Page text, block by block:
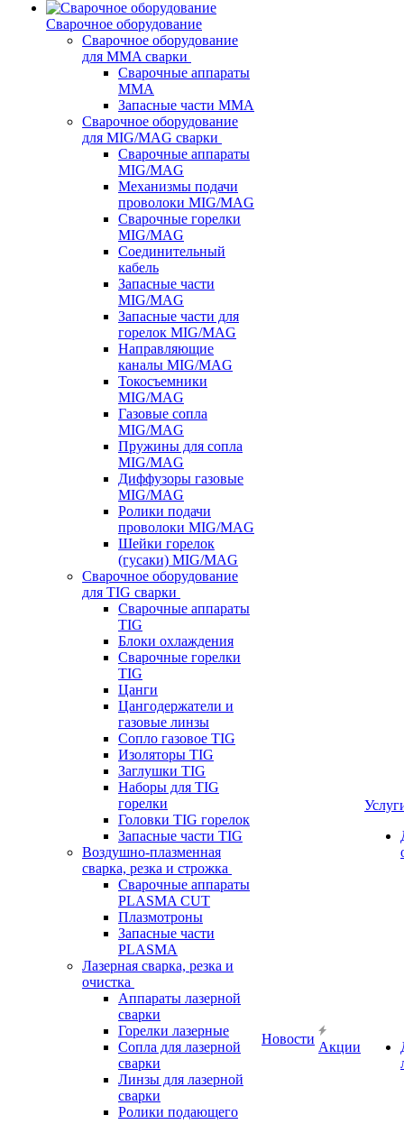
Сварочное оборудование
Сварочное оборудование
для MMA сварки
Сварочные аппараты
MMA
Запасные части MMA
Сварочное оборудование
для MIG/MAG сварки
Сварочные аппараты
MIG/MAG
Механизмы подачи
проволоки MIG/MAG
Сварочные горелки
MIG/MAG
Соединительный
кабель
Запасные части
MIG/MAG
Запасные части для
горелок MIG/MAG
Направляющие
каналы MIG/MAG
Токосъемники
MIG/MAG
Газовые сопла
MIG/MAG
Пружины для сопла
MIG/MAG
Диффузоры газовые
MIG/MAG
Ролики подачи
проволоки MIG/MAG
Шейки горелок
(гусаки) MIG/MAG
Сварочное оборудование
для TIG сварки
Сварочные аппараты
TIG
Блоки охлаждения
Сварочные горелки
TIG
Цанги
Цангодержатели и
газовые линзы
Сопло газовое TIG
Изоляторы TIG
Заглушки TIG
Наборы для TIG
горелки
Головки TIG горелок
Запасные части TIG
Воздушно-плазменная
сварка, резка и строжка
Сварочные аппараты
PLASMA CUT
Плазмотроны
Запасные части
PLASMA
Лазерная сварка, резка и
очистка
Аппараты лазерной
сварки
Горелки лазерные
Сопла для лазерной
сварки
Линзы для лазерной
сварки
Ролики подающего
Новости
Акции